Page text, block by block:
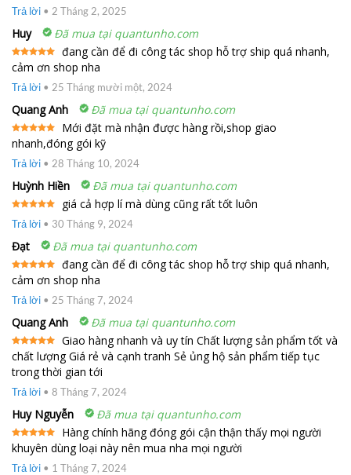
Trả lời • 2 Tháng 2, 2025
Huy Đã mua tại quantunho.com
Được xếp
hạng 55
sao
đang cần để đi công tác shop hỗ trợ ship quá nhanh,
cảm ơn shop nha
Trả lời • 25 Tháng mười một, 2024
Quang Anh Đã mua tại quantunho.com
Được xếp
hạng 5 5
sao
Mới đặt mà nhận được hàng rồi,shop giao
nhanh,đóng gói kỹ
Trả lời • 28 Tháng 10, 2024
Huỳnh Hiền Đã mua tại quantunho.com
hạng5 5
giá cả hợp lí mà dùng cũng rất tốt luôn
Trả lời • 30 Tháng 9, 2024
Đạt Đã mua tại quantunho.com
Được xếp
hạng 55
sao
đang cần để đi công tác shop hỗ trợ ship quá nhanh,
cảm ơn shop nha
Trả lời • 25 Tháng 7, 2024
Quang Anh Đã mua tại quantunho.com
Được xếp
hạng 55
sao
Giao hàng nhanh và uy tín Chất lượng sản phẩm tốt và
chất lượng Giá rẻ và cạnh tranh Sẻ ủng hộ sản phẩm tiếp tục
trong thời gian tới
Trả lời • 8 Tháng 7, 2024
Huy Nguyễn Đã mua tại quantunho.com
Được xếp
hạng 55
sao
Hàng chính hãng đóng gói cận thận thấy mọi người
khuyên dùng loại này nên mua nha mọi người
Trả lời • 1 Tháng 7, 2024